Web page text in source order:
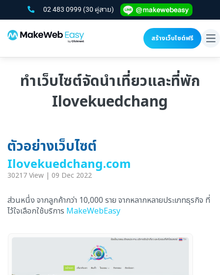
02 483 0999 (30 คู่สาย)
สร้างเว็บไซต์ฟรี
ทำเว็บไซต์จัดนำเที่ยวและที่พัก
Ilovekuedchang
ตัวอย่างเว็บไซต์
Ilovekuedchang.com
30217 View | 09 Dec 2022
ส่วนหนึ่ง จากลูกค้ากว่า 10,000 ราย จากหลากหลายประเภทธุรกิจ ที่
ไว้ใจเลือกใช้บริการ MakeWebEasy